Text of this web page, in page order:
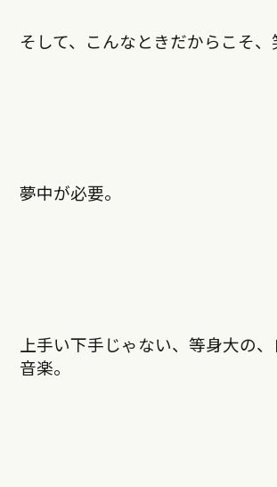
そして、こんなときだからこそ、
夢中が必要。
上手い下手じゃない、等身大の
音楽。